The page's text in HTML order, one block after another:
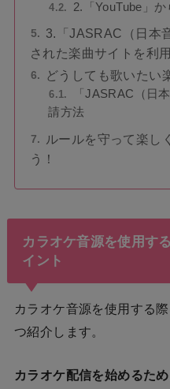
2.「YouTube」
3.「JASRAC（日本
された楽曲サイトを利
どうしても歌いたい
「JASRAC（日
請方法
ルールを守って楽し
う！
カラオケ音源を使用す
イント
カラオケ音源を使用する
つ紹介します。
カラオケ配信を始めるた